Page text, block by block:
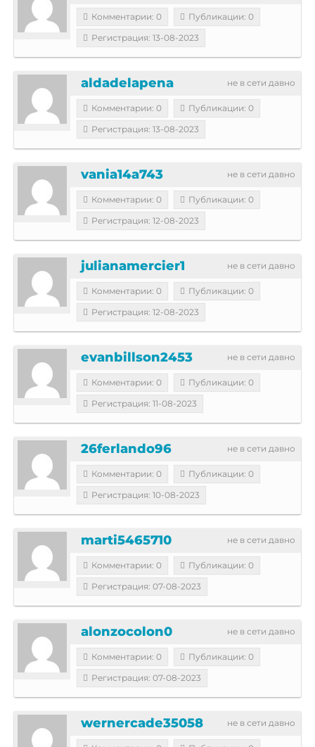
Комментарии: 0
Публикации: 0
Регистрация: 13-08-2023
не в сети давно
aldadelapena
Комментарии: 0
Публикации: 0
Регистрация: 13-08-2023
не в сети давно
vania14a743
Комментарии: 0
Публикации: 0
Регистрация: 12-08-2023
не в сети давно
julianamercier1
Комментарии: 0
Публикации: 0
Регистрация: 12-08-2023
не в сети давно
evanbillson2453
Комментарии: 0
Публикации: 0
Регистрация: 11-08-2023
не в сети давно
26ferlando96
Комментарии: 0
Публикации: 0
Регистрация: 10-08-2023
не в сети давно
marti5465710
Комментарии: 0
Публикации: 0
Регистрация: 07-08-2023
не в сети давно
alonzocolon0
Комментарии: 0
Публикации: 0
Регистрация: 07-08-2023
не в сети давно
wernercade35058